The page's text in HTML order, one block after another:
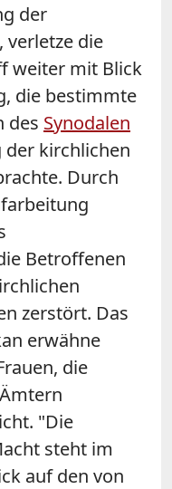
der
verletze die
weiter mit Blick
die bestimmte
des Synodalen
der kirchlichen
Durch
Betroffenen
zerstört. Das
erwähne
die
"Die
steht im
auf den von